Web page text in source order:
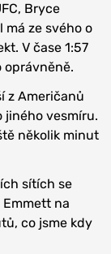
Bryce
má ze svého o
V čase 1:57
oprávněně.
z Američanů
jiného vesmíru.
několik minut
sítích se
na
co jsme kdy